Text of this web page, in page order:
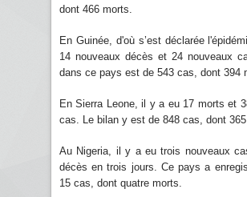
dont 466 morts.
En Guinée, d'où s’est déclarée
14 nouveaux décès et 24 nouveaux
dans ce pays est de 543 cas, dont 394
En Sierra Leone, il y a eu 17 morts et
cas. Le bilan y est de 848 cas, dont 365
Au Nigeria, il y a eu trois nouveaux
décès en trois jours. Ce pays a
15 cas, dont quatre morts.